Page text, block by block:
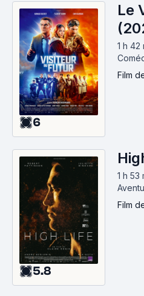
6
Le
1 h 42
Film
5.8
1 h 53
Film